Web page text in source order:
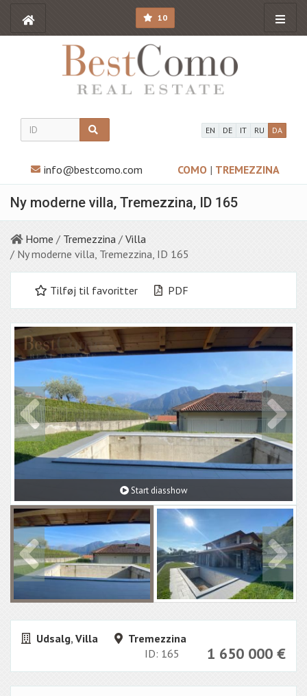
10
EN DE IT RU DA
info@bestcomo.com COMO | TREMEZZINA
Ny moderne villa, Tremezzina, ID 165
Home / Tremezzina / Villa
/ Ny moderne villa, Tremezzina, ID 165
Tilføj til favoritter PDF
Start diasshow
Udsalg, Villa Tremezzina
1 650 000 €
ID: 165